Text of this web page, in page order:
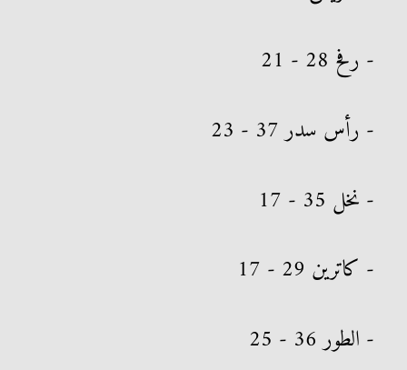
- رفح 28 - 21
- رأس سدر 37 - 23
- نخل 35 - 17
- كاترين 29 - 17
- الطور 36 - 25